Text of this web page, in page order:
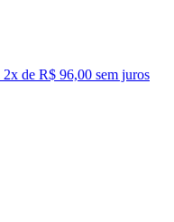
2x de R$ 96,00 sem juros